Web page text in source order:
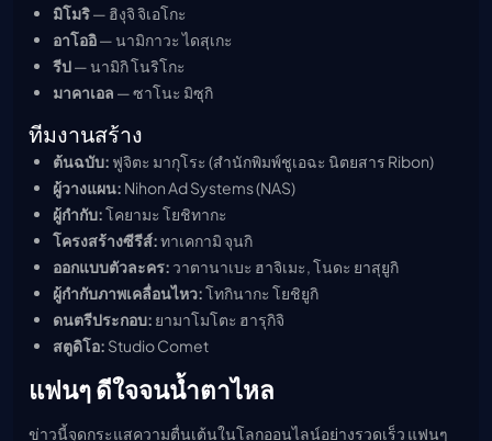
มิโมริ— ฮิงุจิ จิเอโกะ
อาโออิ— นามิกาวะ ไดสุเกะ
รีป— นามิกิ โนริโกะ
มาคาเอล — ซาโนะ มิซุกิ
ทีมงานสร้าง
ต้นฉบับ: ฟูจิตะ มากุโระ (สำนักพิมพ์ชูเอฉะ นิตยสาร Ribon)
ผู้วางแผน: Nihon Ad Systems (NAS)
ผู้กำกับ:โคยามะ โยชิทากะ
โครงสร้างซีรีส์:ทาเคกามิ จุนกิ
ออกแบบตัวละคร: วาตานาเบะ ฮาจิเมะ, โนดะ ยาสุยูกิ
ผู้กำกับภาพเคลื่อนไหว:โทกินากะ โยชิยูกิ
ดนตรีประกอบ: ยามาโมโตะ ฮารุกิจิ
สตูดิโอ: Studio Comet
แฟนๆ ดีใจจนน้ำตาไหล
ข่าวนี้จุดกระแสความตื่นเต้นในโลกออนไลน์อย่างรวดเร็ว แฟนๆ